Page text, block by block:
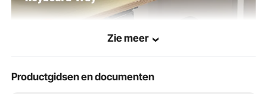
Zie meer
Productgidsen en documenten